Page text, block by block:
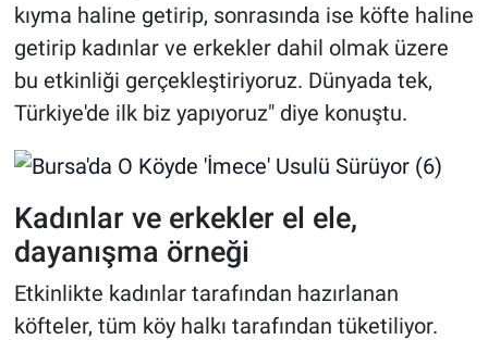
kıyma haline getirip, sonrasında ise köfte haline
getirip kadınlar ve erkekler dahil olmak üzere
bu etkinliği gerçekleştiriyoruz. Dünyada tek,
Türkiye'de ilk biz yapıyoruz" diye konuştu.
Kadınlar ve erkekler el ele,
dayanışma örneği
Etkinlikte kadınlar tarafından hazırlanan
köfteler, tüm köy halkı tarafından tüketiliyor.